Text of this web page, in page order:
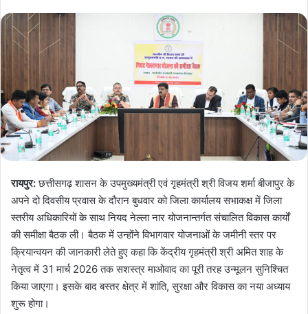
रायपुर:छत्तीसगढ़ शासन के उपमुख्यमंत्री एवं गृहमंत्री श्री विजय शर्मा बीजापुर के
अपने दो दिवसीय प्रवास के दौरान बुधवार को जिला कार्यालय सभाकक्ष में जिला
स्तरीय अधिकारियों के साथ नियद नेल्ला नार योजनान्तर्गत संचालित विकास कार्यों
की समीक्षा बैठक ली। बैठक में उन्होंने विभागवार योजनाओं के जमीनी स्तर पर
क्रियान्वयन की जानकारी लेते हुए कहा कि केंद्रीय गृहमंत्री श्री अमित शाह के
नेतृत्व में 31 मार्च 2026 तक सशस्त्र माओवाद का पूरी तरह उन्मूलन सुनिश्चित
किया जाएगा। इसके बाद बस्तर क्षेत्र में शांति, सुरक्षा और विकास का नया अध्याय
शुरू होगा।